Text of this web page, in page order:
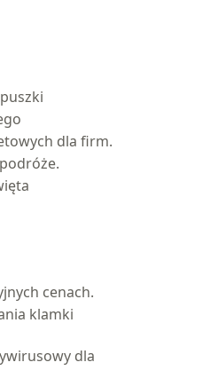
dla firm.
cenach.
klamki
dla